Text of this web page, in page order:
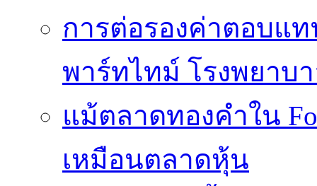
การต่อรองค่าตอบแ
พาร์ทไทม์ โรงพยาบ
แม้ตลาดทองคำใน
เหมือนตลาดหุ้น